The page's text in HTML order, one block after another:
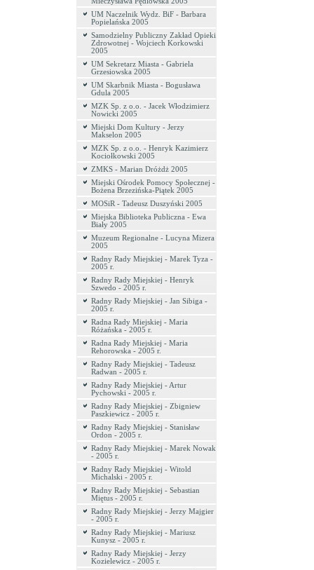
UM Naczelnik Wydz. BiF - Barbara
Popielańska 2005
Samodzielny Publiczny Zakład Opieki
Zdrowotnej - Wojciech Korkowski
2005
UM Sekretarz Miasta - Gabriela
Grzesiowska 2005
UM Skarbnik Miasta - Bogusława
Gdula 2005
MZK Sp. z o.o. - Jacek Włodzimierz
Nowicki 2005
Miejski Dom Kultury - Jerzy
Makselon 2005
MZK Sp. z o.o. - Henryk Kazimierz
Kociołkowski 2005
ZMKS - Marian Dróżdż 2005
Miejski Ośrodek Pomocy Społecznej -
Bożena Brzezińska-Piątek 2005
MOSiR - Tadeusz Duszyński 2005
Miejska Biblioteka Publiczna - Ewa
Biały 2005
Muzeum Regionalne - Lucyna Mizera
2005
Radny Rady Miejskiej - Marek Tyza -
2005 r.
Radny Rady Miejskiej - Henryk
Szwedo - 2005 r.
Radny Rady Miejskiej - Jan Sibiga -
2005 r.
Radna Rady Miejskiej - Maria
Różańska - 2005 r.
Radna Rady Miejskiej - Maria
Rehorowska - 2005 r.
Radny Rady Miejskiej - Tadeusz
Radwan - 2005 r.
Radny Rady Miejskiej - Artur
Pychowski - 2005 r.
Radny Rady Miejskiej - Zbigniew
Paszkiewicz - 2005 r.
Radny Rady Miejskiej - Stanisław
Ordon - 2005 r.
Radny Rady Miejskiej - Marek Nowak
- 2005 r.
Radny Rady Miejskiej - Witold
Michalski - 2005 r.
Radny Rady Miejskiej - Sebastian
Miętus - 2005 r.
Radny Rady Miejskiej - Jerzy Majgier
- 2005 r.
Radny Rady Miejskiej - Mariusz
Kunysz - 2005 r.
Radny Rady Miejskiej - Jerzy
Kozielewicz - 2005 r.